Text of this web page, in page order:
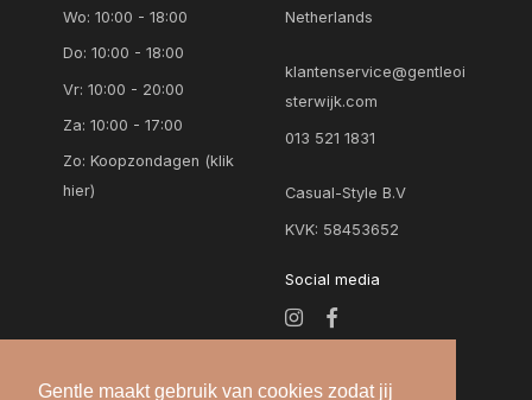
Gentle maakt gebruik van cookies zodat jij
licht blauw
licht grijs
34/38
36
37
37/39
39
4
Wo: 10:00 - 18:00
Do: 10:00 - 18:00
Vr: 10:00 - 20:00
Za: 10:00 - 17:00
Zo:Koopzondagen (klik
hier)
Netherlands
klantenservice@gentleoi
sterwijk.com
013 521 1831
Casual-Style B.V
KVK: 58453652
Social media